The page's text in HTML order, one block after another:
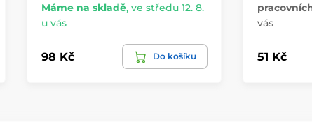
Máme na skladě, ve středu 12. 8.
u vás
98 Kč Do košíku
vás
51 Kč